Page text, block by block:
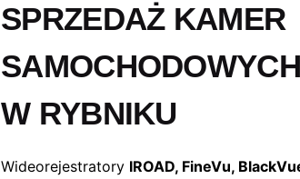
SPRZEDAŻ KAMER
W RYBNIKU
Wideorejestratory IROAD, FineVu,